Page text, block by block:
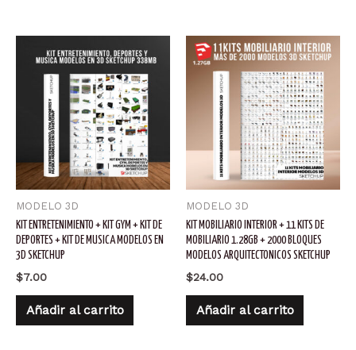
MODELO 3D
KIT ENTRETENIMIENTO + KIT GYM + KIT DE
DEPORTES + KIT DE MUSICA MODELOS EN
3D SKETCHUP
$7.00
Añadir al carrito
MODELO 3D
KIT MOBILIARIO INTERIOR + 11 KITS DE
MOBILIARIO 1.28GB + 2000 BLOQUES
MODELOS ARQUITECTONICOS SKETCHUP
$24.00
Añadir al carrito